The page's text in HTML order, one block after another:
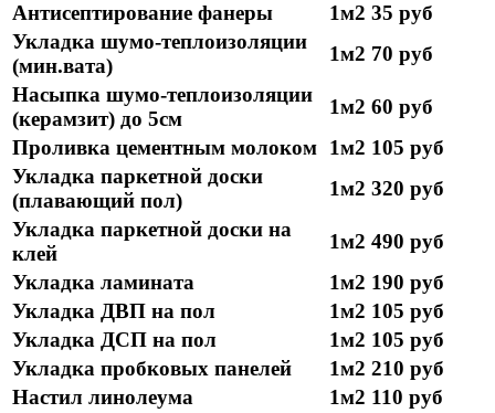
Антисептирование фанеры
1м2 35 руб
Укладка шумо-теплоизоляции
(мин.вата)
1м2 70 руб
Насыпка шумо-теплоизоляции
(керамзит) до 5см
1м2 60 руб
Проливка цементным молоком 1м2 105 руб
Укладка паркетной доски
(плавающий пол)
1м2 320 руб
Укладка паркетной доски на
клей
1м2 490 руб
Укладка ламината
1м2 190 руб
Укладка ДВП на пол
1м2 105 руб
Укладка ДСП на пол
1м2 105 руб
Укладка пробковых панелей
1м2 210 руб
Настил линолеума
1м2 110 руб